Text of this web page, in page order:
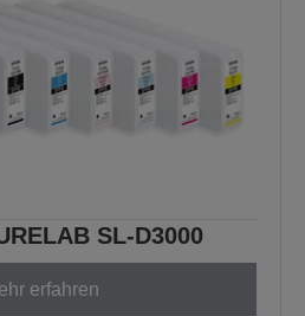
SL-D3000
erfahren